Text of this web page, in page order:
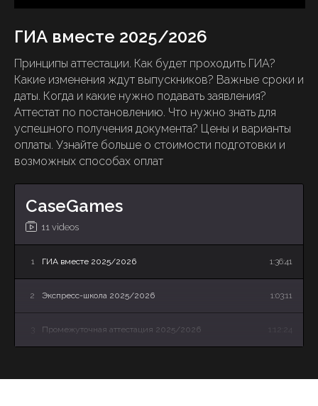
CaseGames
11 videos
1 ГИА вместе 2025/2026 1:36:41
2 Экспресс-школа 2025/2026 1:03:11
Промежуточная аттестация 2025/2026 1:12:24
ГИА вместе 2025/2026
Принципы аттестации. Как будет проходить ГИА?
Какие изменения ждут выпускников? Важные сроки и
даты. Когда и какие нужно подавать заявления?
Аттестат по постановлению. Что нужно знать для
успешного получения документа? Цены и варианты
оплаты. Узнайте больше о стоимости подготовки и
возможных способах оплат